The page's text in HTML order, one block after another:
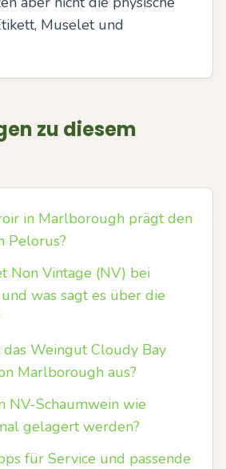
Muselet und
zu diesem
in Marlborough prägt den
Pelorus?
Non Vintage (NV) bei
was sagt es über die
das Weingut Cloudy Bay
Marlborough aus?
NV-Schaumwein wie
gelagert werden?
für Service und passende